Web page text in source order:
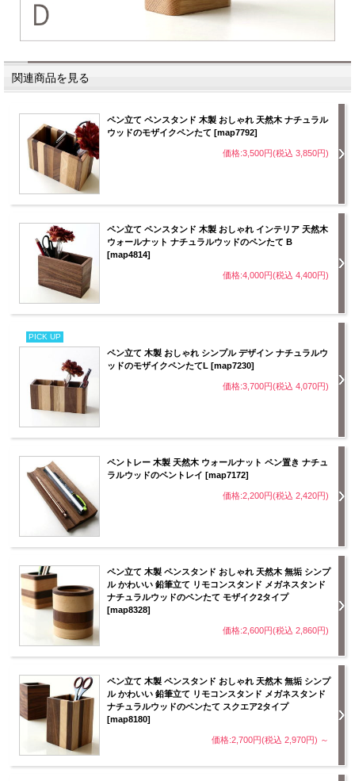
関連商品を見る
ペン立て ペンスタンド 木製 おしゃれ 天然木 ナチュラル
ウッドのモザイクペンたて [map7792]
価格:3,500円(税込 3,850円)
ペン立て ペンスタンド 木製 おしゃれ インテリア 天然木
ウォールナット ナチュラルウッドのペンたて B
[map4814]
価格:4,000円(税込 4,400円)
PICK UP
ペン立て 木製 おしゃれ シンプル デザイン ナチュラルウ
ッドのモザイクペンたてL [map7230]
価格:3,700円(税込 4,070円)
ペントレー 木製 天然木 ウォールナット ペン置き ナチュ
ラルウッドのペントレイ [map7172]
価格:2,200円(税込 2,420円)
ペン立て 木製 ペンスタンド おしゃれ 天然木 無垢 シンプ
ル かわいい 鉛筆立て リモコンスタンド メガネスタンド
ナチュラルウッドのペンたて モザイク2タイプ
[map8328]
価格:2,600円(税込 2,860円)
ペン立て 木製 ペンスタンド おしゃれ 天然木 無垢 シンプ
ル かわいい 鉛筆立て リモコンスタンド メガネスタンド
ナチュラルウッドのペンたて スクエア2タイプ
[map8180]
価格:2,700円(税込 2,970円) ～